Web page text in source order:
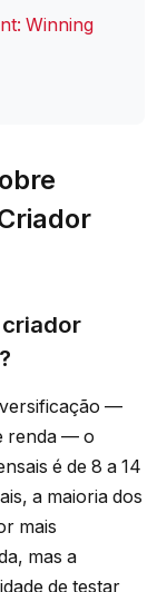
Winning
—
renda — o
é de 8 a 14
a maioria dos
mais
mas a
de testar